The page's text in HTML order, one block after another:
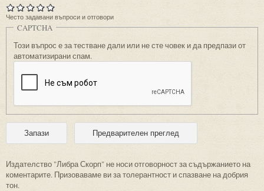
Често задавани въпроси и отговори
CAPTCHA
Този въпрос е за тестване дали или не сте човек и да предпази от
автоматизирани спам.
Издателство "Либра Скорп" не носи отговорност за съдържанието на
коментарите. Призоваваме ви за толерантност и спазване на добрия
тон.